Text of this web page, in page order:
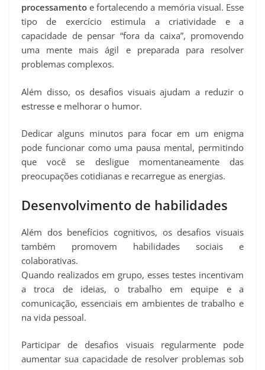
processamento e fortalecendo a memória visual. Esse
tipo de exercício estimula a criatividade e a
capacidade de pensar “fora da caixa”, promovendo
uma mente mais ágil e preparada para resolver
problemas complexos.
Além disso, os desafios visuais ajudam a reduzir o
estresse e melhorar o humor.
Dedicar alguns minutos para focar em um enigma
pode funcionar como uma pausa mental, permitindo
que você se desligue momentaneamente das
preocupações cotidianas e recarregue as energias.
Desenvolvimento de habilidades
Além dos benefícios cognitivos, os desafios visuais
também promovem habilidades sociais e
colaborativas.
Quando realizados em grupo, esses testes incentivam
a troca de ideias, o trabalho em equipe e a
comunicação, essenciais em ambientes de trabalho e
na vida pessoal.
Participar de desafios visuais regularmente pode
aumentar sua capacidade de resolver problemas sob